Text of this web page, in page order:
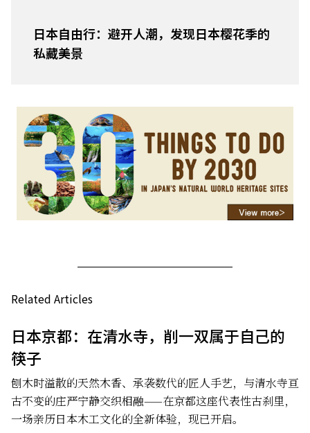
日本自由行：避开人潮，发现日本樱花季的
私藏美景
Related Articles
日本京都：在清水寺，削一双属于自己的
筷子
刨木时溢散的天然木香、承袭数代的匠人手艺，与清水寺亘
古不变的庄严宁静交织相融——在京都这座代表性古刹里，
一场亲历日本木工文化的全新体验，现已开启。